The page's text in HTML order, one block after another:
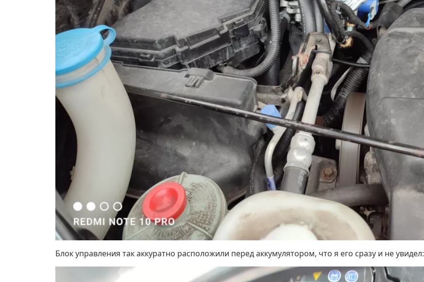
Блок управления так аккуратно расположили перед аккумулятором, что я его сразу и не увидел: